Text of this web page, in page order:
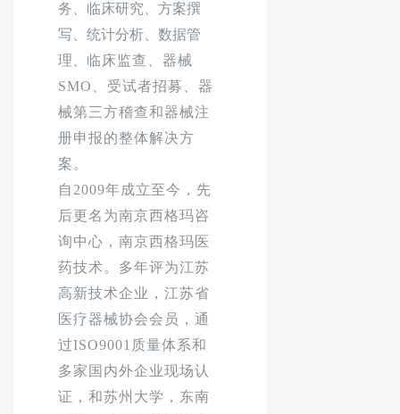
务、临床研究、方案撰
写、统计分析、数据管
理、 临床监查、器械
SMO、受试者招募、器
械第三方稽查和器械注
册申报的整体解决方
案。
自 2009年成立至今，先
后更名为南京西格玛咨
询中心，南京西格玛医
药技术。多年评为江苏
高新技术企业，江苏省
医疗器械协会会员，通
过ISO9001质量体系和
多家国内外企业现场认
证，和苏州大学，东南